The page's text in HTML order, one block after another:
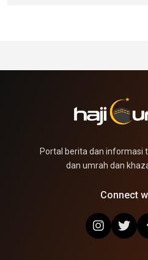
Portal berita dan informasi
dan umrah dan
Connect